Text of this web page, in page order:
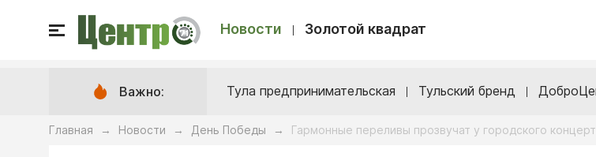
Новости Золотой квадрат
Важно: Тула предпринимательская Тульский бренд
Главная → Новости → День Победы → Гармонные переливы прозвучат у городского